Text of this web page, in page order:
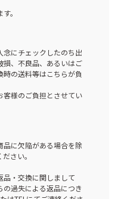
。
念にチェックしたのち出
損、不良品、あるいはご
の送料等はこちらが負
客様のご負担とさせてい
品に欠陥がある場合を除
さい。
品・交換に関しまして
過失による返品につき